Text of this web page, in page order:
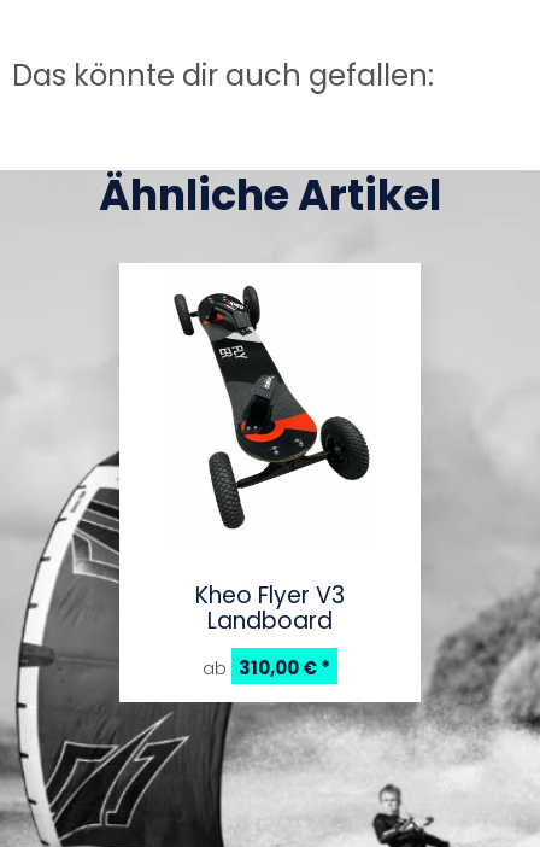
Das könnte dir auch gefallen:
Ähnliche Artikel
Kheo Flyer V3
Landboard
ab 310,00 €*